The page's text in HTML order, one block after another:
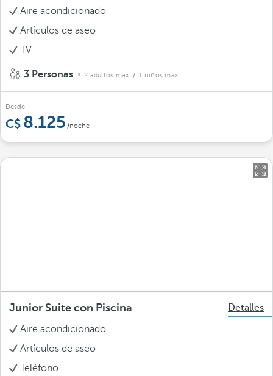
Aire acondicionado
Artículos de aseo
TV
3 Personas 2 adultos máx. / 1 niños máx.
Desde
8.125 /noche
Junior Suite con Piscina
Detalles
Aire acondicionado
Artículos de aseo
Teléfono